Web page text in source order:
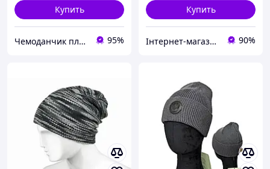
Купить
Чемоданчик плюс 95%
Купить
Інтернет-магазин ALL CLOTHES 90%